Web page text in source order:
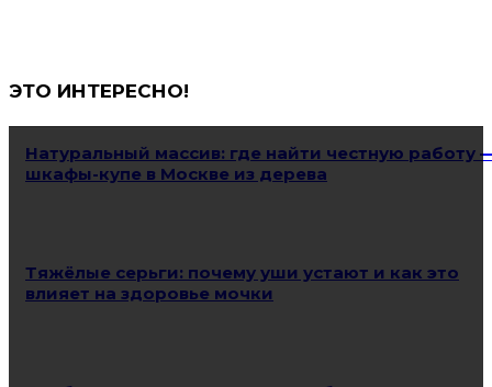
ЭТО ИНТЕРЕСНО!
Натуральный массив: где найти честную работу
шкафы-купе в Москве из дерева
Тяжёлые серьги: почему уши устают и как это
влияет на здоровье мочки